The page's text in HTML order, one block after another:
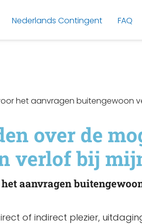
Nederlands Contingent FAQ
het aanvragen buitengewoon
over de
verlof bij
aanvragen
of indirect plezier,